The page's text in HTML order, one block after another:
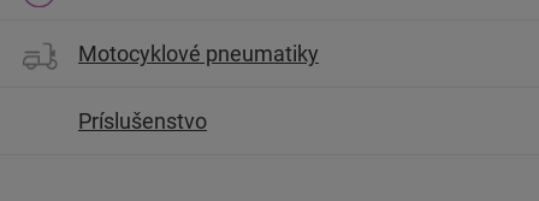
Motocyklové pneumatiky
Príslušenstvo